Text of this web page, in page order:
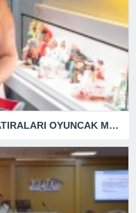
KUŞADASI’NDA ÇOCUKLUĞUN HATIRALARI OYUNCAK MÜZESİNDE HAYAT BULACAK